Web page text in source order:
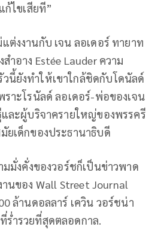
ก้ไขเสียที”
ต่งงานกับ เจน ลอเดอร์ ทายาท
ำอาง Estée Lauder ความ
นี้ยังทำให้เขาใกล้ชิดกับโดนัลด์
าะโรนัลด์ ลอเดอร์-พ่อของเจน
ละผู้บริจาครายใหญ่ของพรรครี
ยเด็กของประธานาธิบดี
มมั่งคั่งของวอร์ชก็เป็นข่าวพาด
นของ Wall Street Journal
ล้านดอลลาร์ เควิน วอร์ชน่า
ร่ำรวยที่สุดตลอดกาล.